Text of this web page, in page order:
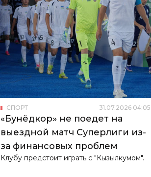
СПОРТ 07 2026 04:05
«Бунёдкор» не поедет на
выездной матч Суперлиги из-
за финансовых проблем
Клубу предстоит играть с "Кызылкумом".